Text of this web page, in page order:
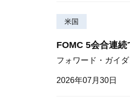
米国
FOMC 5会合連続
フォワード・ガイ
2026年07月30日